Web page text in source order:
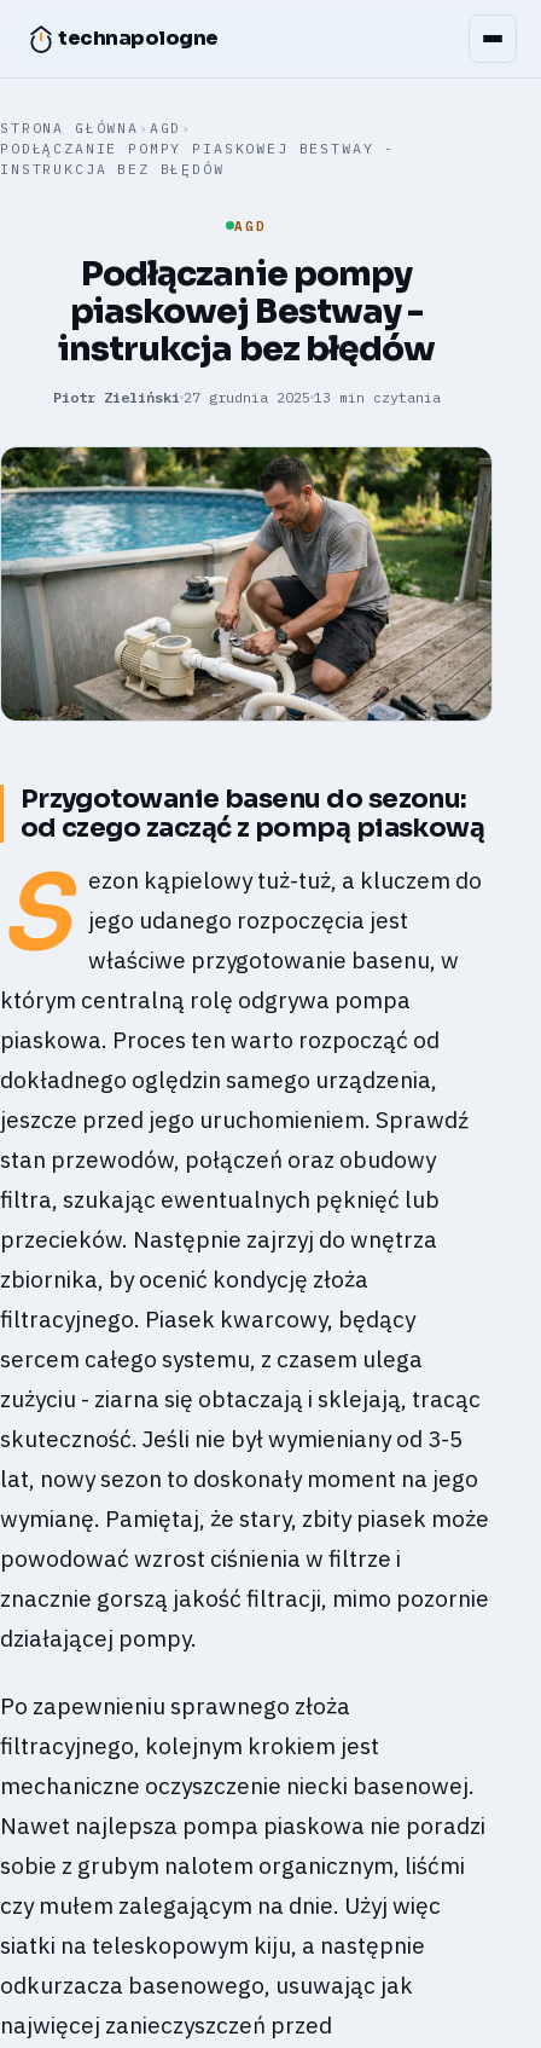
technapologne
STRONA GŁÓWNA › AGD ›
PODŁĄCZANIE POMPY PIASKOWEJ BESTWAY -
INSTRUKCJA BEZ BŁĘDÓW
AGD
Podłączanie pompy
piaskowej Bestway -
instrukcja bez błędów
Piotr Zieliński 27 grudnia 2025 13 min czytania
Przygotowanie basenu do sezonu:
od czego zacząć z pompą piaskową
S
ezon kąpielowy tuż-tuż, a kluczem do
jego udanego rozpoczęcia jest
właściwe przygotowanie basenu, w
którym centralną rolę odgrywa pompa
piaskowa. Proces ten warto rozpocząć od
dokładnego oględzin samego urządzenia,
jeszcze przed jego uruchomieniem. Sprawdź
stan przewodów, połączeń oraz obudowy
filtra, szukając ewentualnych pęknięć lub
przecieków. Następnie zajrzyj do wnętrza
zbiornika, by ocenić kondycję złoża
filtracyjnego. Piasek kwarcowy, będący
sercem całego systemu, z czasem ulega
zużyciu - ziarna się obtaczają i sklejają, tracąc
skuteczność. Jeśli nie był wymieniany od 3-5
lat, nowy sezon to doskonały moment na jego
wymianę. Pamiętaj, że stary, zbity piasek może
powodować wzrost ciśnienia w filtrze i
znacznie gorszą jakość filtracji, mimo pozornie
działającej pompy.
Po zapewnieniu sprawnego złoża
filtracyjnego, kolejnym krokiem jest
mechaniczne oczyszczenie niecki basenowej.
Nawet najlepsza pompa piaskowa nie poradzi
sobie z grubym nalotem organicznym, liśćmi
czy mułem zalegającym na dnie. Użyj więc
siatki na teleskopowym kiju, a następnie
odkurzacza basenowego, usuwając jak
najwięcej zanieczyszczeń przed